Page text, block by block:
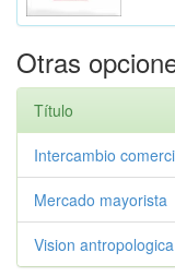
Otras
Título
Intercambio
Mercado mayorista
Vision antropologica